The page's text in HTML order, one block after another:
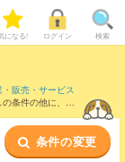
になる! ログイン 検索
・販売・サービス
条件の他に、 交
条件の変更